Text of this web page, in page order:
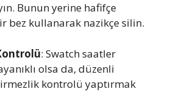
Bunun yerine hafifçe
bez kullanarak nazikçe silin.
: Swatch saatler
olsa da, düzenli
kontrolü yaptırmak